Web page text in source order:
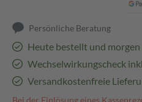
Persönliche Beratung
Heute bestellt und morgen
Wechselwirkungscheck
Versandkostenfreie
Bei der Einlösung eines